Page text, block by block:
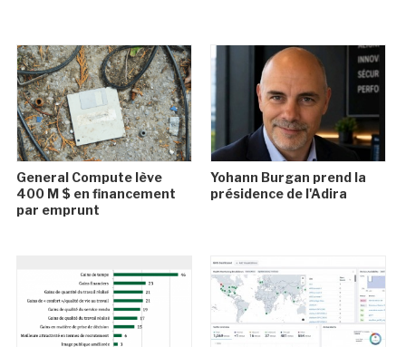
General Compute lève
400 M $ en financement
par emprunt
Yohann Burgan prend la
présidence de l'Adira